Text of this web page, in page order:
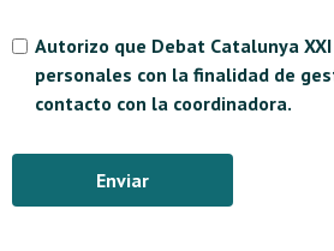
Autorizo que Debat Catalunya
personales con la finalidad de
contacto con la coordinadora.
Enviar